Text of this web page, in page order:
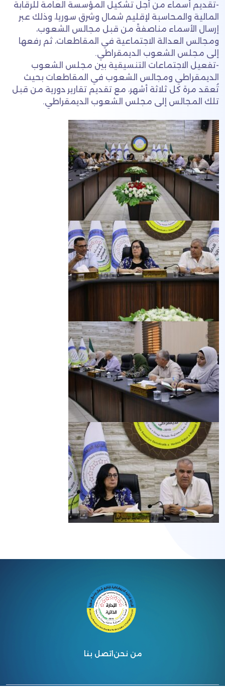
-تقديم أسماء من أجل تشكيل المؤسسة العامة للرقابة
المالية والمحاسبة لإقليم شمال وشرق سوريا، وذلك عبر
إرسال الأسماء مناصفةً من قبل مجالس الشعوب،
ومجالس العدالة الاجتماعية في المقاطعات، ثم رفعها
إلى مجلس الشعوب الديمقراطي.
-تفعيل الاجتماعات التنسيقية بين مجلس الشعوب
الديمقراطي ومجالس الشعوب في المقاطعات بحيث
تُعقد مرة كل ثلاثة أشهر، مع تقديم تقارير دورية من قبل
تلك المجالس إلى مجلس الشعوب الديمقراطي.
من نحن اتصل بنا